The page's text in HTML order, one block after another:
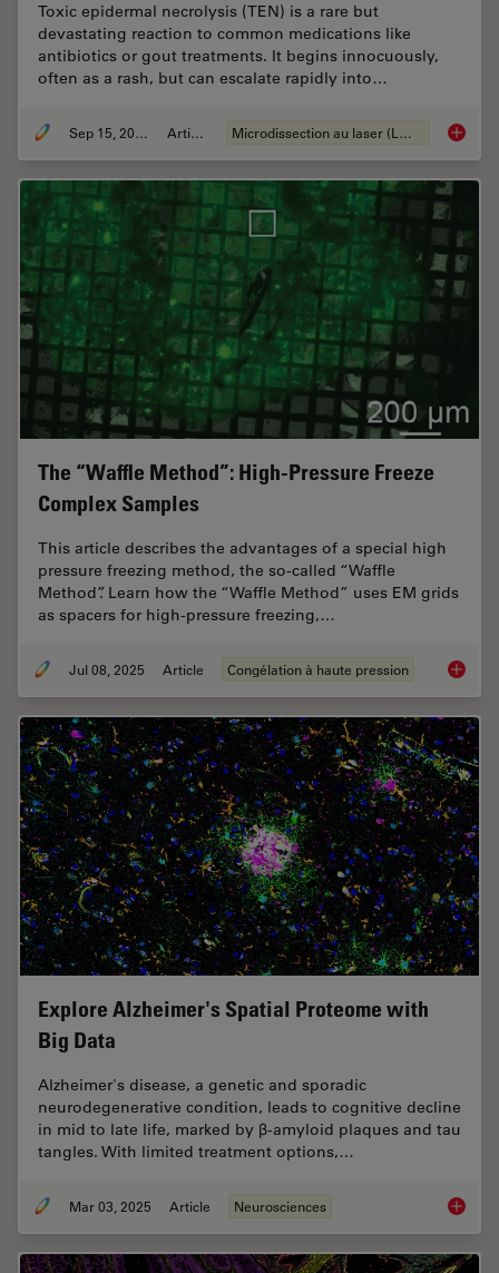
Toxic epidermal necrolysis (TEN) is a rare but
devastating reaction to common medications like
antibiotics or gout treatments. It begins innocuously,
often as a rash, but can escalate rapidly into…
Sep 15, 2025 Article Microdissection au laser (LMD) How a
The “Waffle Method”: High-Pressure Freeze
Complex Samples
This article describes the advantages of a special high
pressure freezing method, the so-called “Waffle
Method”. Learn how the “Waffle Method” uses EM grids
as spacers for high-pressure freezing,…
Jul 08, 2025 Article Congélation à haute pression The
Explore Alzheimer's Spatial Proteome with
Big Data
Alzheimer's disease, a genetic and sporadic
neurodegenerative condition, leads to cognitive decline
in mid to late life, marked by β-amyloid plaques and tau
tangles. With limited treatment options,…
Mar 03, 2025 Article Neurosciences